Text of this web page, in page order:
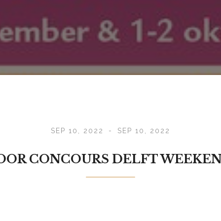
SEP 10, 2022 - SEP 10, 2022
CONCOURS DELFT